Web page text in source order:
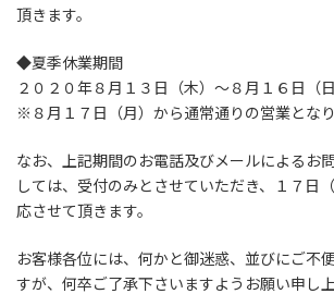
頂きます。
◆夏季休業期間
２０２０年８月１３日（木）～８月１６日（日
※８月１７日（月）から通常通りの営業となり
なお、上記期間のお電話及びメールによるお
しては、受付のみとさせていただき、１７日
応させて頂きます。
お客様各位には、何かと御迷惑、並びにご不
すが、何卒ご了承下さいますようお願い申し上